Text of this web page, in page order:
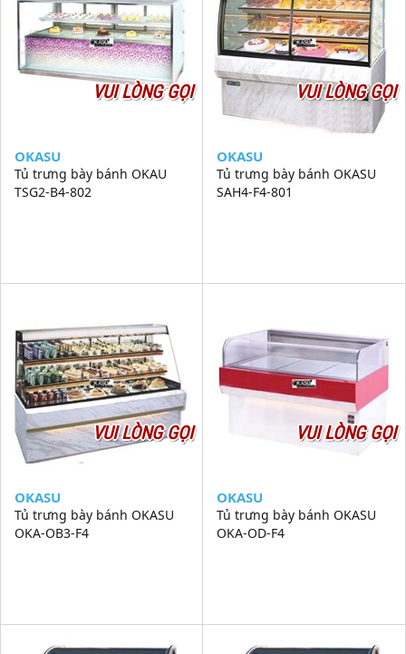
VUI LÒNG GỌI
OKASU
Tủ trưng bày bánh OKAU
TSG2-B4-802
VUI LÒNG GỌI
OKASU
Tủ trưng bày bánh OKASU
SAH4-F4-801
VUI LÒNG GỌI
OKASU
Tủ trưng bày bánh OKASU
OKA-OB3-F4
VUI LÒNG GỌI
OKASU
Tủ trưng bày bánh OKASU
OKA-OD-F4